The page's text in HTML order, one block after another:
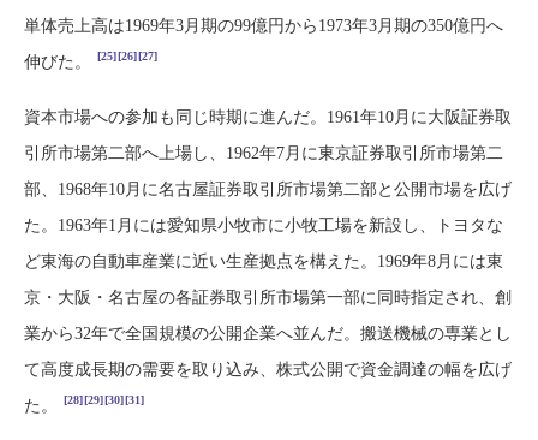
単体売上高は1969年3月期の99億円から1973年3月期の350億円へ
伸びた。
[25][26][27]
資本市場への参加も同じ時期に進んだ。1961年10月に大阪証券取
引所市場第二部へ上場し、1962年7月に東京証券取引所市場第二
部、1968年10月に名古屋証券取引所市場第二部と公開市場を広げ
た。1963年1月には愛知県小牧市に小牧工場を新設し、トヨタな
ど東海の自動車産業に近い生産拠点を構えた。1969年8月には東
京・大阪・名古屋の各証券取引所市場第一部に同時指定され、創
業から32年で全国規模の公開企業へ並んだ。搬送機械の専業とし
て高度成長期の需要を取り込み、株式公開で資金調達の幅を広げ
た。
[28][29][30][31]